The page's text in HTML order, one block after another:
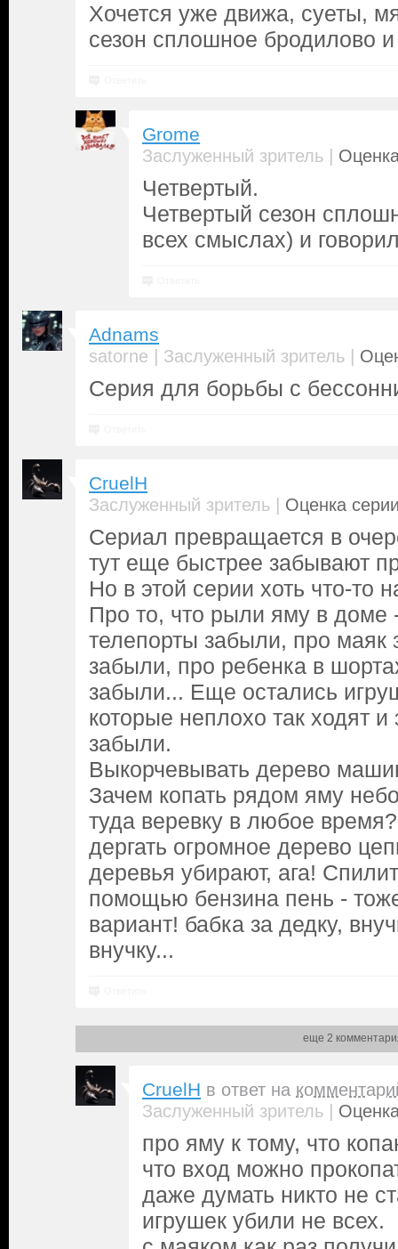
Хочется уже движа, суеты,
сезон сплошное бродилово и
Grome
Заслуженный зритель |
Четвертый.
Четвертый сезон
всех смыслах) и
Adnams
satorne | Заслуженный зритель |
Серия для борьбы с
CruelH
Заслуженный зритель | Оценка
Сериал превращается в
тут еще быстрее забывают
Но в этой серии хоть что-то
Про то, что рыли яму в доме
телепорты забыли, про
забыли, про ребенка в
забыли... Еще остались
которые неплохо так ходят
забыли.
Выкорчевывать дерево
Зачем копать рядом яму
туда веревку в любое
дергать огромное дерево
деревья убирают, ага!
помощью бензина пень -
вариант! бабка за дедку,
внучку...
еще 2
CruelH в ответ на
Заслуженный зритель |
про яму к тому, что
что вход можно
даже думать никто не
игрушек убили не всех.